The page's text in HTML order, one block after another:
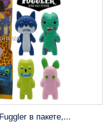
в пакете,...